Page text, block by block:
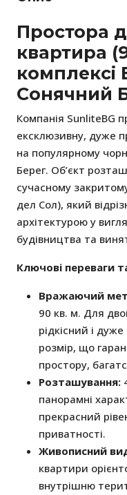
Простора
квартира
комплексі
Сонячний
Компанія SunliteBG
ексклюзивну, дуже
на популярному
Берег. Об’єкт
сучасному
дел Сол), який
архітектурою у
будівництва та
Ключові переваги
Вражаючий
90 кв. м. Для
рідкісний і
розмір, що
простору,
Розташування:
панорамні
прекрасний
приватності.
Живописний
квартири
внутрішню